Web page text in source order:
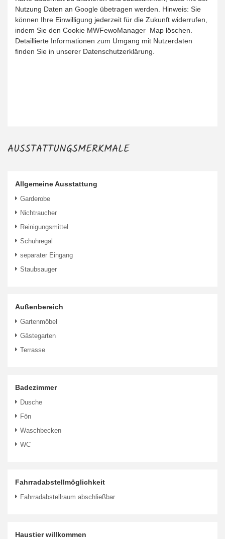
Nutzung Daten an Google übetragen werden. Hinweis: Sie
können Ihre Einwilligung jederzeit für die Zukunft widerrufen,
indem Sie den Cookie MWFewoManager_Map löschen.
Detaillierte Informationen zum Umgang mit Nutzerdaten
finden Sie in unserer Datenschutzerklärung.
AUSSTATTUNGSMERKMALE
Allgemeine Ausstattung
Garderobe
Nichtraucher
Reinigungsmittel
Schuhregal
separater Eingang
Staubsauger
Außenbereich
Gartenmöbel
Gästegarten
Terrasse
Badezimmer
Dusche
Fön
Waschbecken
WC
Fahrradabstellmöglichkeit
Fahrradabstellraum abschließbar
Haustier willkommen